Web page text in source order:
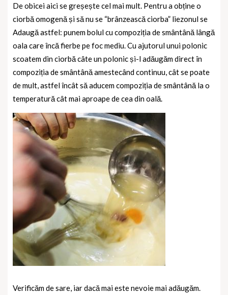
De obicei aici se greșește cel mai mult. Pentru a obține o
ciorbă omogenă și să nu se “brânzească ciorba” liezonul se
Adaugă astfel: punem bolul cu compoziția de smântână lângă
oala care încă fierbe pe foc mediu. Cu ajutorul unui polonic
scoatem din ciorbă câte un polonic și-l adăugăm direct în
compoziția de smântână amestecând continuu, cât se poate
de mult, astfel încât să aducem compoziția de smântână la o
temperatură cât mai aproape de cea din oală.
Verificăm de sare, iar dacă mai este nevoie mai adăugăm.